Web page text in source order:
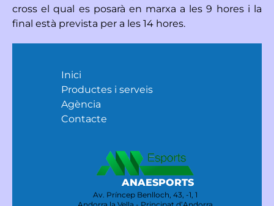
cross el qual es posarà en marxa a les 9 hores i la
final està prevista per a les 14 hores.
Inici
Productes i serveis
Agència
Contacte
ANAESPORTS
Av. Príncep Benlloch, 43, -1, 1